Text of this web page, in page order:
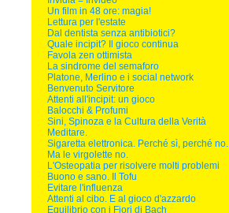
Un film in 48 ore: magia!
Lettura per l'estate
Dal dentista senza antibiotici?
Quale incipit? Il gioco continua
Favola zen ottimista
La sindrome del semaforo
Platone, Merlino e i social network
Benvenuto Servitore
Attenti all'incipit: un gioco
Balocchi & Profumi
Sini, Spinoza e la Cultura della Verità
Meditare.
Sigaretta elettronica. Perché sì, perché no.
Ma le virgolette no.
L'Osteopatia per risolvere molti problemi
Buono e sano. Il Tofu
Evitare l'influenza
Attenti al cibo. E al gioco d'azzardo
Equilibrio con i Fiori di Bach